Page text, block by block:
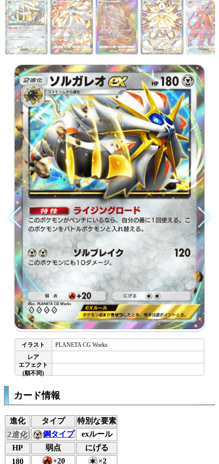
PLANETA CG Works
カード情報
進化 タイプ
特別な要素
2進化
鋼タイプ
exルール
HP
弱点
にげる
180
+20 ×2